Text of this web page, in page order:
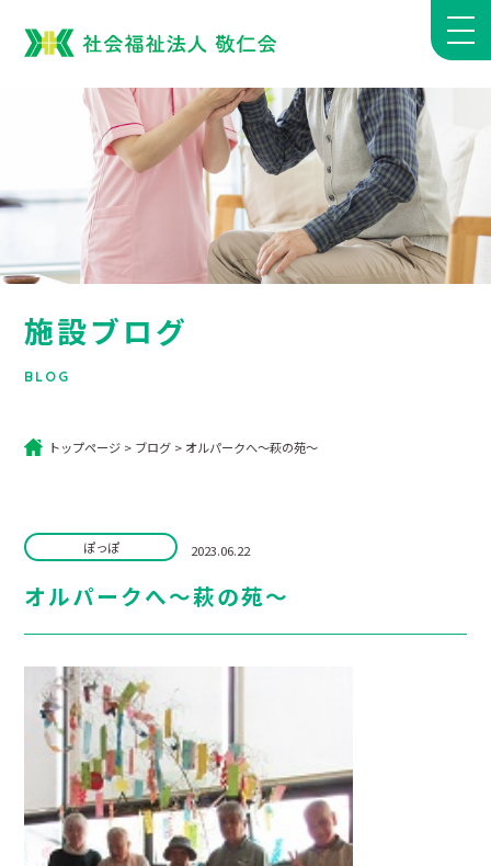
施設ブログ
BLOG
トップページ > ブログ > オルパークへ～萩の苑～
ぽっぽ 2023.06.22
オルパークへ～萩の苑～